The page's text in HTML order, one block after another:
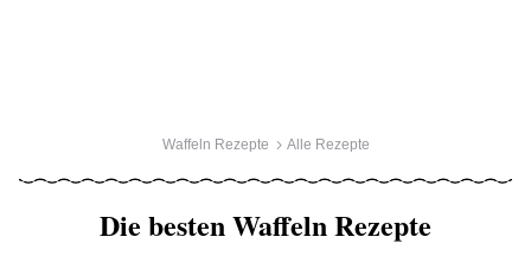
Waffeln Rezepte Alle Rezepte
Die besten Waffeln Rezepte